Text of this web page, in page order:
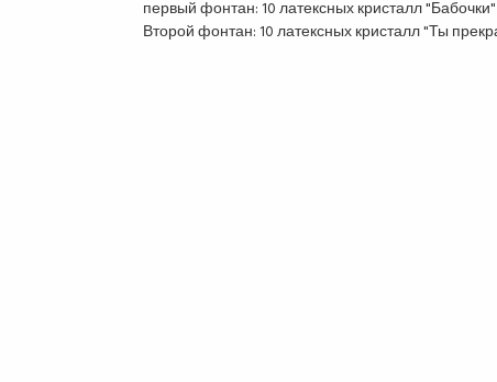
первый фонтан: 10 латексных кристалл
Второй фонтан: 10 латексных кристалл "Ты